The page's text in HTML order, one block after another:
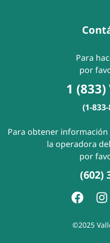
Para
por
1 (833)
(1-
Para obtener
la operadora
por
(602)
©2025